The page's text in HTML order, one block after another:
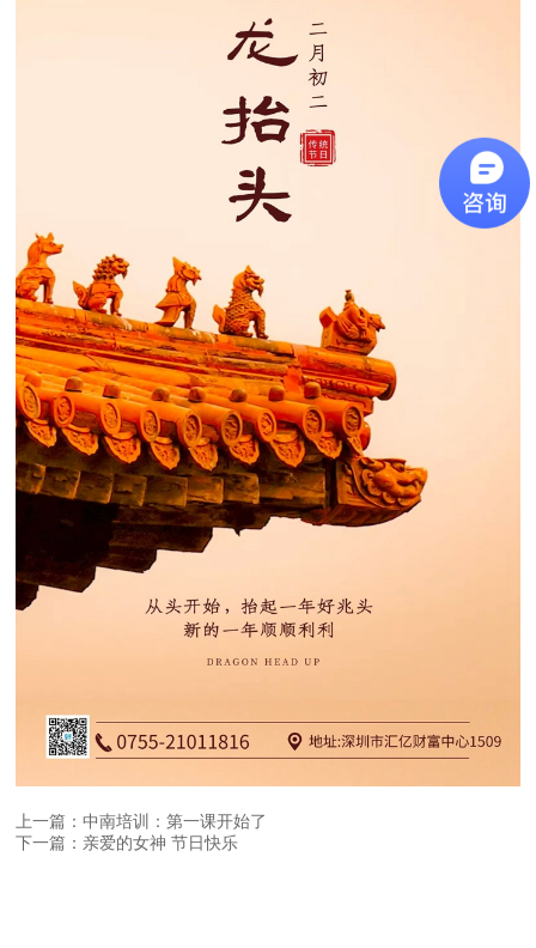
上一篇：中南培训：第一课开始了
下一篇：亲爱的女神 节日快乐